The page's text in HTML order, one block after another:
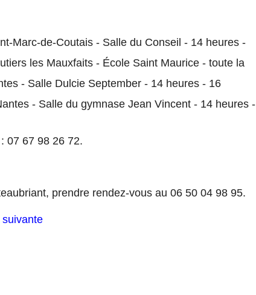
Marc-de-Coutais - Salle du Conseil - 14 heures -
les Mauxfaits - École Saint Maurice - toute la
- Salle Dulcie September - 14 heures - 16
- Salle du gymnase Jean Vincent - 14 heures -
07 67 98 26 72.
prendre rendez-vous au 06 50 04 98 95.
suivante